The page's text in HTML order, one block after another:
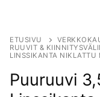
ETUSIVU
RUUVIT &
LINSSIKANTA NIKLATTU
Puuruuvi